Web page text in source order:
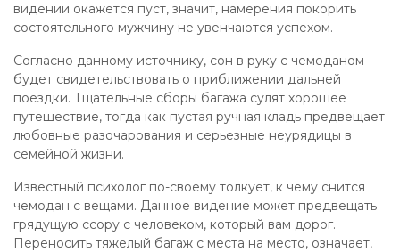
видении окажется пуст, значит, намерения покорить
состоятельного мужчину не увенчаются успехом.
Согласно данному источнику, сон в руку с чемоданом
будет свидетельствовать о приближении дальней
поездки. Тщательные сборы багажа сулят хорошее
путешествие, тогда как пустая ручная кладь предвещает
любовные разочарования и серьезные неурядицы в
семейной жизни.
Известный психолог по-своему толкует, к чему снится
чемодан с вещами. Данное видение может предвещать
грядущую ссору с человеком, который вам дорог.
Переносить тяжелый багаж с места на место, означает,